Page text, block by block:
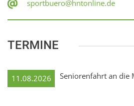
sportbuero@hntonline.de
TERMINE
11.08.2026 Seniorenfahrt an die